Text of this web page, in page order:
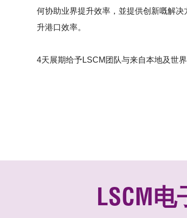
何协助业界提升效率，並提供创新嘅解
升港口效率。
4天展期给予LSCM团队与来自本地及世
LSCM电